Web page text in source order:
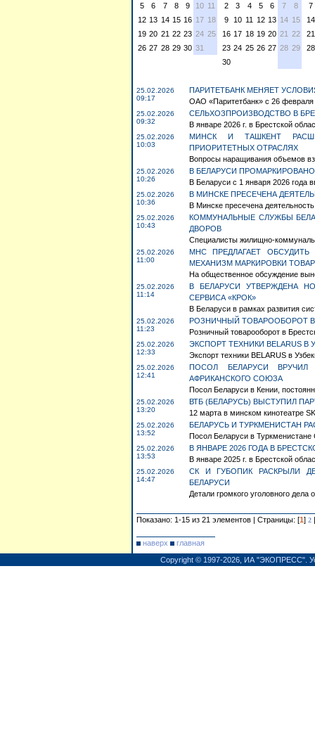
5
6 7 8 9 10 11
12 13 14 15 16 17 18
19 20 21 22 23 24 25
26 27 28 29 30 31
2
3 4 5 6 7
8
9
10 11 12 13 14 15
16 17 18 19 20 21 22
23 24 25 26 27 28 29
30
7
14
21
28
25.02.2026
09:17
ПАРИТЕТБАНК МЕНЯЕТ
ОАО «Паритетбанк» с 26 февраля
25.02.2026
09:32
СЕЛЬХОЗПРОИЗВОДСТВО В
В январе 2026 г. в Брестской
25.02.2026
10:03
МИНСК И ТАШКЕНТ
ПРИОРИТЕТНЫХ ОТРАСЛЯХ
Вопросы наращивания объемов
25.02.2026
10:26
В БЕЛАРУСИ
В Беларуси с 1 января 2026 года
25.02.2026
10:36
В МИНСКЕ ПРЕСЕЧЕНА
В Минске пресечена
25.02.2026
10:43
КОММУНАЛЬНЫЕ СЛУЖБЫ
ДВОРОВ
Специалисты жилищно-
25.02.2026
11:00
МНС ПРЕДЛАГАЕТ
МЕХАНИЗМ МАРКИРОВКИ
На общественное обсуждение
25.02.2026
11:14
В БЕЛАРУСИ УТВЕРЖДЕНА
СЕРВИСА «КРОК»
В Беларуси в рамках развития
25.02.2026
11:23
РОЗНИЧНЫЙ ТОВАРООБОРОТ В
Розничный товарооборот в
25.02.2026
12:33
ЭКСПОРТ ТЕХНИКИ BELARUS В
Экспорт техники BELARUS в
25.02.2026
12:41
ПОСОЛ БЕЛАРУСИ ВРУЧИЛ
АФРИКАНСКОГО СОЮЗА
Посол Беларуси в Кении,
25.02.2026
13:20
ВТБ (БЕЛАРУСЬ) ВЫСТУПИЛ
12 марта в минском кинотеатре
25.02.2026
13:52
БЕЛАРУСЬ И ТУРКМЕНИСТАН
Посол Беларуси в Туркменистане
25.02.2026
13:53
В ЯНВАРЕ 2026 ГОДА В
В январе 2025 г. в Брестской
25.02.2026
14:47
СК И ГУБОПИК РАСКРЫЛИ
БЕЛАРУСИ
Детали громкого уголовного
Показано: 1-15 из 21 элементов | Страницы: [1] 2 |
наверх
главная
Copyright © 1997-2026, ИА "ЭКОПРЕСС".